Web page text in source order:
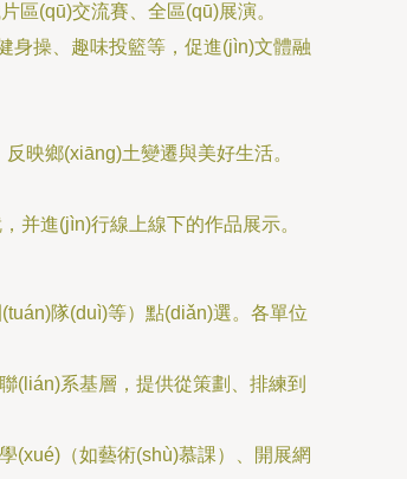
交流賽、全區(qū)展演。
健身操、趣味投籃等，促進(jìn)文體融
映鄉(xiāng)土變遷與美好生活。
并進(jìn)行線上線下的作品展示。
隊(duì)等）點(diǎn)選。各單位
(lián)系基層，提供從策劃、排練到
（如藝術(shù)慕課）、開展網